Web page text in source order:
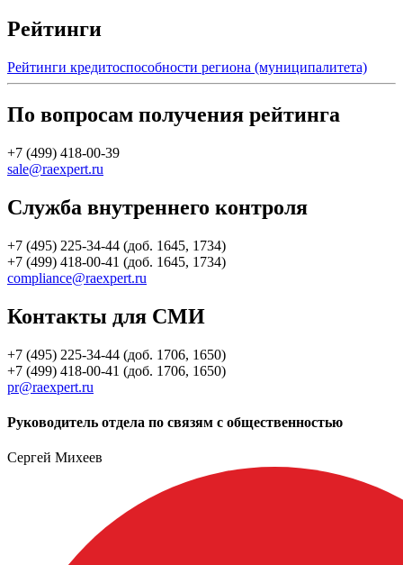
Рейтинги
Рейтинги кредитоспособности региона (муниципалитета)
По вопросам получения рейтинга
+7 (499) 418-00-39
sale@raexpert.ru
Служба внутреннего контроля
+7 (495) 225-34-44 (доб. 1645, 1734)
+7 (499) 418-00-41 (доб. 1645, 1734)
compliance@raexpert.ru
Контакты для СМИ
+7 (495) 225-34-44 (доб. 1706, 1650)
+7 (499) 418-00-41 (доб. 1706, 1650)
pr@raexpert.ru
Руководитель отдела по связям с общественностью
Сергей Михеев